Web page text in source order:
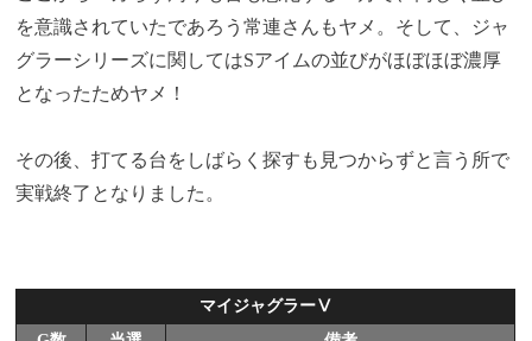
を意識されていたであろう常連さんもヤメ。そして、ジャ
グラーシリーズに関してはSアイムの並びがほぼほぼ濃厚
となったためヤメ！
その後、打てる台をしばらく探すも見つからずと言う所で
実戦終了となりました。
マイジャグラーⅤ